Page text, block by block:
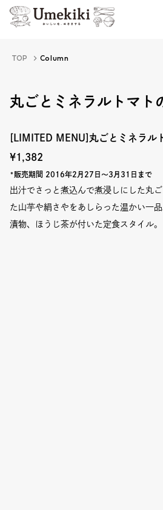
About
History
Food Study
Column
TOP Column
丸ごとミネラルトマト
[LIMITED MENU]丸ごとミネラ
¥1,382
*販売期間 2016年2月27日～3月31日まで
出汁でさっと煮込んで煮浸しにした丸
た山芋や絹さやをあしらった温かい一
漬物、ほうじ茶が付いた定食スタイル。